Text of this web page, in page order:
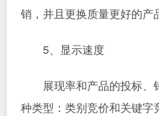
销，并且更换质量更好的产
5、显示速度
展现率和产品的投标
种类型：类别竞价和关键字